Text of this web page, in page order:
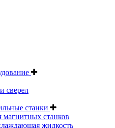
сверел
станки
станков
жидкость